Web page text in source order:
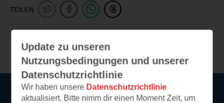
TEILEN
Update zu unseren
Nutzungsbedingungen und unserer
Datenschutzrichtlinie
Wir haben unsere Datenschutzrichtlinie
aktualisiert. Bitte nimm dir einen Moment Zeit, um